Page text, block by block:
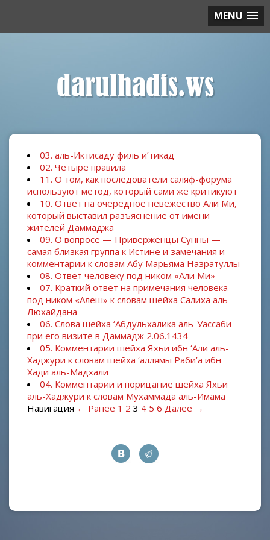
MENU
darulhadis.ws
03. аль-Иктисаду филь и’тикад
02. Четыре правила
11. О том, как последователи саляф-форума
используют метод, который сами же критикуют
10. Ответ на очередное невежество Али Ми,
который выставил разъяснение от имени
жителей Даммаджа
09. О вопросе — Приверженцы Сунны —
самая близкая группа к Истине и замечания и
комментарии к словам Абу Марьяма Назратуллы
08. Ответ человеку под ником «Али Ми»
07. Краткий ответ на примечания человека
под ником «Алеш» к словам шейха Салиха аль-
Люхайдана
06. Слова шейха ‘Абдульхалика аль-Уассаби
при его визите в Даммадж 2.06.1434
05. Комментарии шейха Яхьи ибн ‘Али аль-
Хаджури к словам шейха ‘аллямы Раби’а ибн
Хади аль-Мадхали
04. Комментарии и порицание шейха Яхьи
аль-Хаджури к словам Мухаммада аль-Имама
Навигация ← Ранее 1 2 3 4 5 6 Далее →